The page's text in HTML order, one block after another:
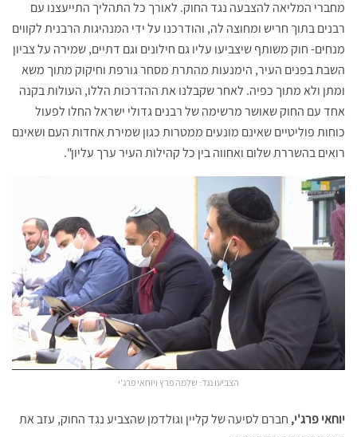
מחברי המליאה להצבעה נגד החוק. לאורך כל התהליך התייעצנו עם
רבנים בתוך חריש ומחוצה לה, והודרכנו על ידי המנהיגות הרבנית לקווים
מנחים- חוק משותף שיצביעו עליו גם חילונים וגם דתיים, שמירה על צביון
השבת בפנים העיר, הימנעות מהתרת מסחר גורפת וחיקוק מתוך משא
ומתן ולא מתוך כפיה. לאחר שקבלנו את ההדרכות הללו, העולות בקנה
אחד עם החוק שאושר מרשימה של רבנים גדולי ישראל החלו לפעול
כוחות פוליטיים שאינם מונעים ממטרות כגון שמירת אחדות העם ושאינם
רואים בהשררת שלום ואחווה בין כל קהילות העיר ערך עליון".
הצביעו נגד: שלמה פרץ ויוחאי פרג'י
יוחאי פרג'י, חברם לסיעה של קליין וגולדמן שהצביע נגד החוק, עזב את